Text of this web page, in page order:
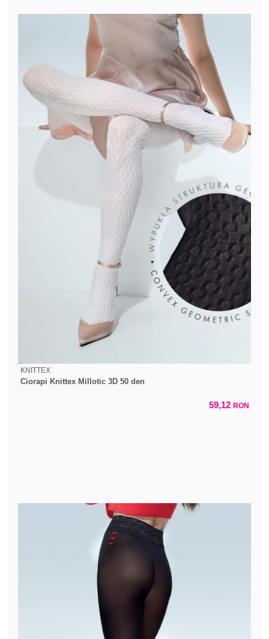
KNITTEX
Ciorapi Knittex Millotic 3D 50 den
59,12 RON